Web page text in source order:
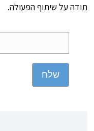
תודה על שיתוף הפעולה.
שלח